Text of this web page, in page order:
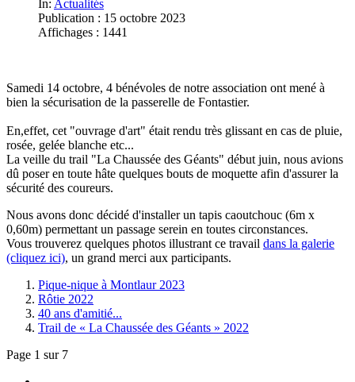
In: Actualités
Publication : 15 octobre 2023
Affichages : 1441
Samedi 14 octobre, 4 bénévoles de notre association ont mené à
bien la sécurisation de la passerelle de Fontastier.
En,effet, cet "ouvrage d'art" était rendu très glissant en cas de pluie,
rosée, gelée blanche etc...
La veille du trail "La Chaussée des Géants" début juin, nous avions
dû poser en toute hâte quelques bouts de moquette afin d'assurer la
sécurité des coureurs.
Nous avons donc décidé d'installer un tapis caoutchouc (6m x
0,60m) permettant un passage serein en toutes circonstances.
Vous trouverez quelques photos illustrant ce travail dans la galerie
(cliquez ici), un grand merci aux participants.
Pique-nique à Montlaur 2023
Rôtie 2022
40 ans d'amitié...
Trail de « La Chaussée des Géants » 2022
Page 1 sur 7